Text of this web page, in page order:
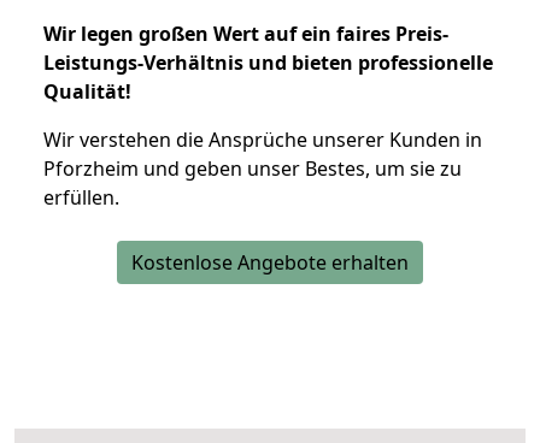
Wir legen großen Wert auf ein faires Preis-
Leistungs-Verhältnis und bieten professionelle
Qualität!
Wir verstehen die Ansprüche unserer Kunden in
Pforzheim und geben unser Bestes, um sie zu
erfüllen.
Kostenlose Angebote erhalten